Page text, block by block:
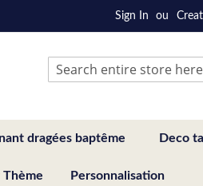
Sign In
Search
dragées baptême Deco
Thème Personnalisation